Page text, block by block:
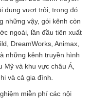
dung vượt trội, trong đó
những vậy, gói kênh còn
ngoài, lần đầu tiên xuất
DreamWorks, Animax,
những kênh truyền hình
và khu vực châu Á,
và cả gia đình.
miễn phí các nội